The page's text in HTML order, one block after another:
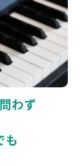
わず
も